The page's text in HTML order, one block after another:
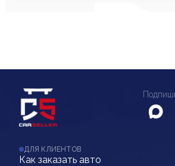
ДЛЯ КЛИЕНТОВ
Как заказать авто